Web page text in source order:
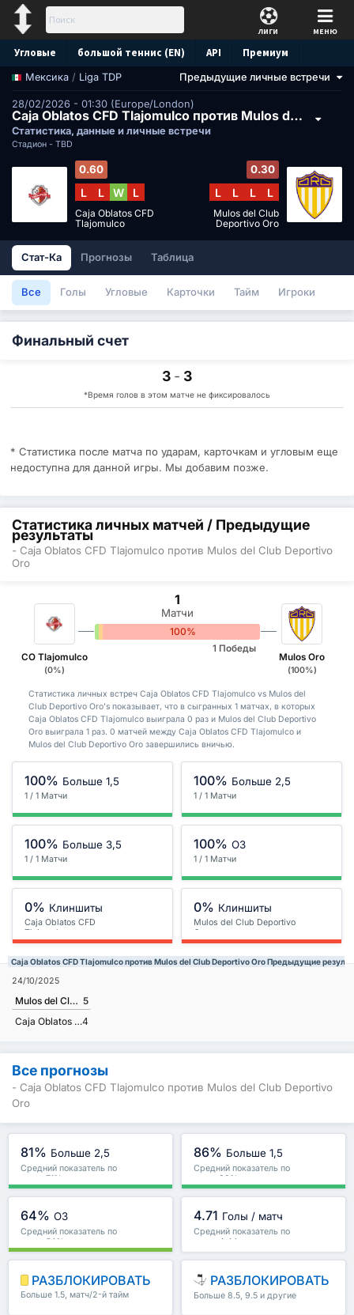
ЛИГИ МЕНЮ
Угловые большой теннис (EN) API Премиум
Прогноз
Мексика / Liga TDP Предыдущие личные встречи
28/02/2026 - 01:30 (Europe/London)
Caja Oblatos CFD Tlajomulco против Mulos del Club Deportivo Oro
Статистика, данные и личные встречи
Стадион - TBD
0.60
L L W L
Caja Oblatos CFD
Tlajomulco
0.30
L L L L
Mulos del Club
Deportivo Oro
Стат-Ка Прогнозы Таблица
Все Голы Угловые Карточки Тайм Игроки
Финальный счет
3 - 3
*Время голов в этом матче не фиксировалось
* Статистика после матча по ударам, карточкам и угловым еще
недоступна для данной игры. Мы добавим позже.
Статистика личных матчей / Предыдущие
результаты
- Caja Oblatos CFD Tlajomulco против Mulos del Club Deportivo
Oro
CO Tlajomulco
(0%)
1
Матчи
100%
1 Победы
Mulos Oro
(100%)
Статистика личных встреч Caja Oblatos CFD Tlajomulco vs Mulos del
Club Deportivo Oro's показывает, что в сыгранных 1 матчах, в которых
Caja Oblatos CFD Tlajomulco выиграла 0 раз и Mulos del Club Deportivo
Oro выиграла 1 раз. 0 матчей между Caja Oblatos CFD Tlajomulco и
Mulos del Club Deportivo Oro завершились вничью.
100% Больше 1,5
1 / 1 Матчи
100% Больше 2,5
1 / 1 Матчи
100% Больше 3,5
1 / 1 Матчи
100% ОЗ
1 / 1 Матчи
0% Клиншиты
Caja Oblatos CFD
Tlajomulco
0% Клиншиты
Mulos del Club Deportivo
Oro
Caja Oblatos CFD Tlajomulco против Mulos del Club Deportivo Oro Предыдущие
24/10/2025
Mulos del Club Deportivo Oro 5
Caja Oblatos CFD Tlajomulco4
Все прогнозы
- Caja Oblatos CFD Tlajomulco против Mulos del Club Deportivo
Oro
81% Больше 2,5
Средний показатель по
лиге : 71%
86% Больше 1,5
Средний показатель по
лиге : 83%
64% ОЗ
Средний показатель по
лиге : 54%
4.71 Голы / матч
Средний показатель по
лиге : 4.44
РАЗБЛОКИРОВАТЬ
Больше 1.5, матч/2-й тайм
РАЗБЛОКИРОВАТЬ
Больше 8.5, 9.5 и другие